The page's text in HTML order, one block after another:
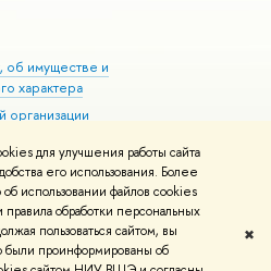
для улучшения работы сайта
его использования. Более
использовании файлов cookies
обработки персональных
пользоваться сайтом, вы
были проинформированы об
✖
об имуществе и
характера
организации
здоровья